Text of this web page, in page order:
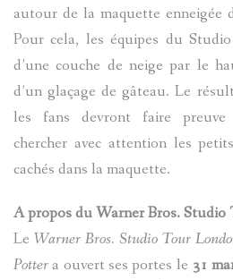
autour de la maquette enneigée
Pour cela, les équipes du
d’une couche de neige par le
d’un glaçage de gâteau. Le
les fans devront faire preuve
chercher avec attention les
cachés dans la maquette.
A propos du Warner Bros.
Le Warner Bros. Studio Tour
Pottera ouvert ses portes le 31